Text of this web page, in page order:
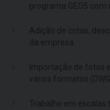
programa GEO5 com
Adição de cotas,
da empresa
Importação de fotos
vários formatos (DWG,
Trabalho em escalas